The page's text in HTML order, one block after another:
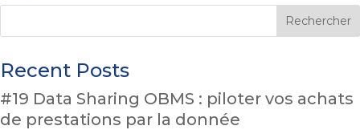
Recent Posts
#19 Data Sharing OBMS : piloter vos achats
de prestations par la donnée